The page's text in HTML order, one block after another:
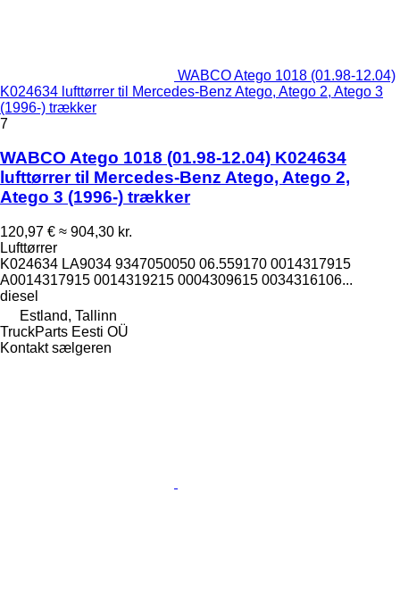
WABCO Atego 1018 (01.98-12.04)
K024634 lufttørrer til Mercedes-Benz Atego, Atego 2, Atego 3
(1996-) trækker
7
WABCO Atego 1018 (01.98-12.04) K024634
lufttørrer til Mercedes-Benz Atego, Atego 2,
Atego 3 (1996-) trækker
120,97 € ≈ 904,30 kr.
Lufttørrer
K024634 LA9034 9347050050 06.559170 0014317915
A0014317915 0014319215 0004309615 0034316106...
diesel
Estland, Tallinn
TruckParts Eesti OÜ
Kontakt sælgeren